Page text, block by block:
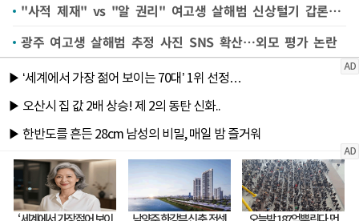
"사적 제재" vs "알 권리" 여고생 살해범 신상털기 갑론을박
광주 여고생 살해범 추정 사진 SNS 확산…외모 평가 논란